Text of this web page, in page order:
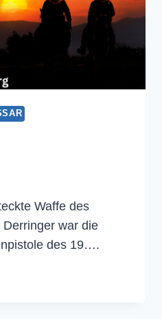
Waffe des
war die
des 19….